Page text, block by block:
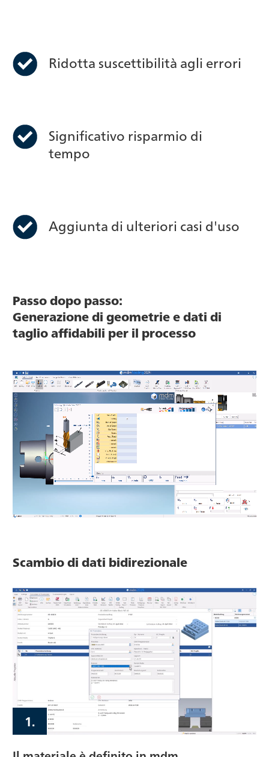
Ridotta suscettibilità agli errori
Significativo risparmio di
tempo
Aggiunta di ulteriori casi d'uso
Passo dopo passo:
Generazione di geometrie e dati di
taglio affidabili per il processo
Scambio di dati bidirezionale
1.